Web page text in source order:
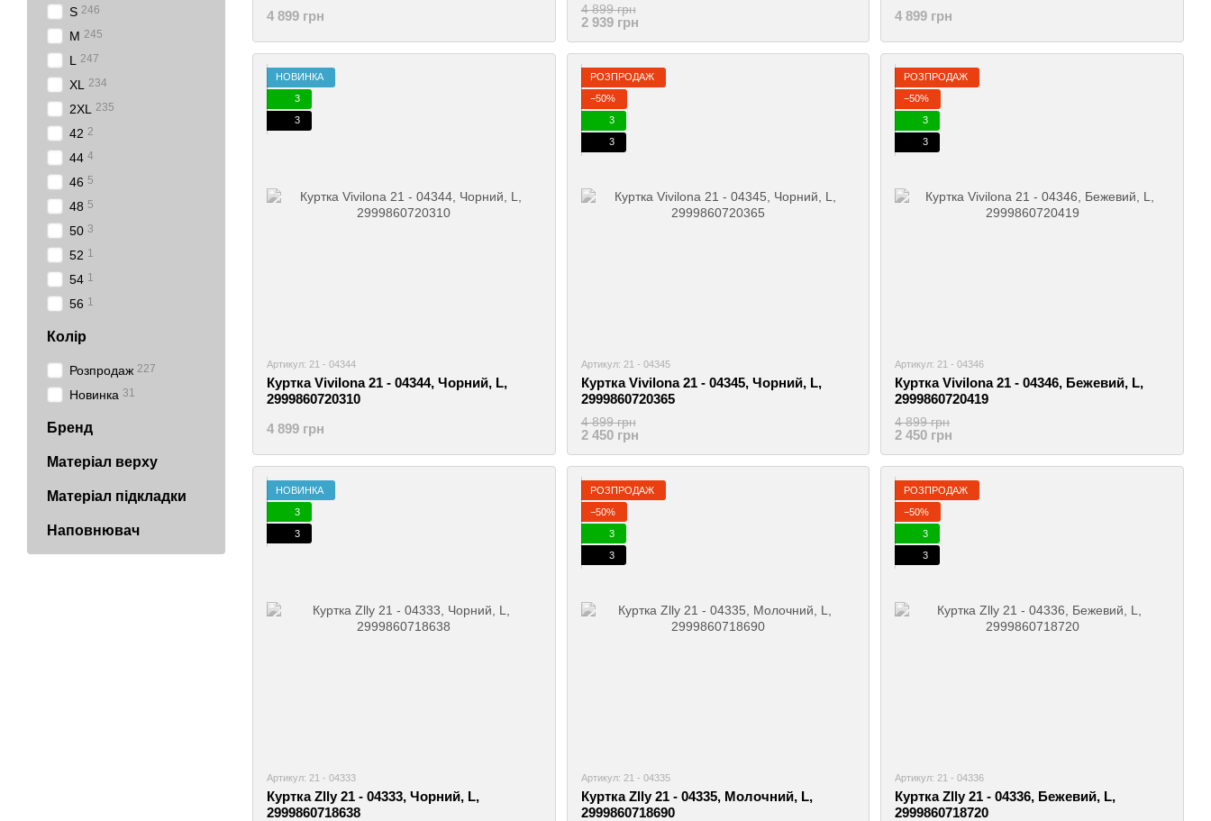
4 899 грн
4 899 грн
2 939 грн
4 899 грн
НОВИНКА
3
3
Артикул: 21 - 04344
Куртка Vivilona 21 - 04344, Чорний, L,
2999860720310
4 899 грн
РОЗПРОДАЖ
−50%
3
3
Артикул: 21 - 04345
Куртка Vivilona 21 - 04345, Чорний, L,
2999860720365
4 899 грн
2 450 грн
РОЗПРОДАЖ
−50%
3
3
Артикул: 21 - 04346
Куртка Vivilona 21 - 04346, Бежевий, L,
2999860720419
4 899 грн
2 450 грн
НОВИНКА
3
3
Артикул: 21 - 04333
Куртка Zlly 21 - 04333, Чорний, L,
2999860718638
РОЗПРОДАЖ
−50%
3
3
Артикул: 21 - 04335
Куртка Zlly 21 - 04335, Молочний, L,
2999860718690
РОЗПРОДАЖ
−50%
3
3
Артикул: 21 - 04336
Куртка Zlly 21 - 04336, Бежевий, L,
2999860718720
S 246
M 245
L 247
XL 234
2XL 235
42 2
44 4
46 5
48 5
50 3
52 1
54 1
56 1
Колір
Розпродаж 227
Новинка 31
Бренд
Матеріал верху
Матеріал підкладки
Наповнювач